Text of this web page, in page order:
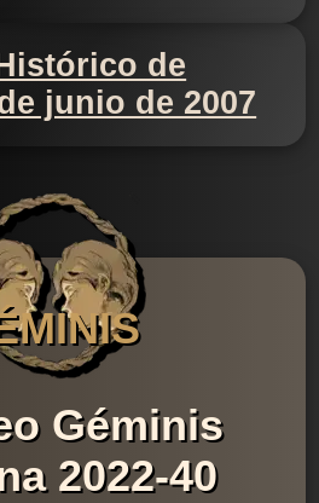
de
junio de 2007
Géminis
2022-40